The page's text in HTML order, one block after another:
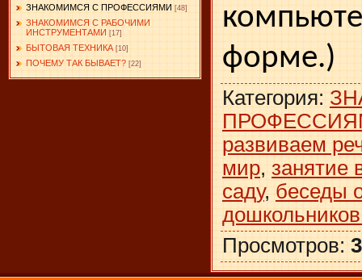
ЗНАКОМИМСЯ С ПРОФЕССИЯМИ [48]
ЗНАКОМИМСЯ С РАБОЧИМИ
ИНСТРУМЕНТАМИ [17]
БЫТОВАЯ ТЕХНИКА [10]
ПОЧЕМУ ТАК БЫВАЕТ? [22]
форме.)
Категория:
развиваем
мир, занятие
саду, беседы
Просмотров: